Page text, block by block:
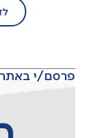
פרסם/י באתר